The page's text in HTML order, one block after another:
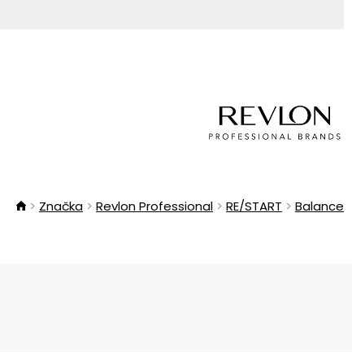
Značka Revlon Professional RE/START Balance